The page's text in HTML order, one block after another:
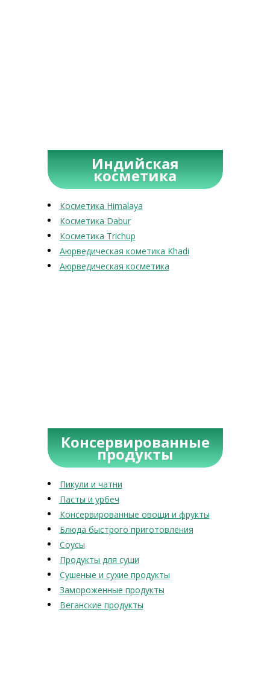
Индийская
косметика
Косметика Himalaya
Косметика Dabur
Косметика Trichup
Аюрведическая кометика Khadi
Аюрведическая косметика
Консервированные
продукты
Пикули и чатни
Пасты и урбеч
Консервированные овощи и фрукты
Блюда быстрого приготовления
Соусы
Продукты для суши
Сушеные и сухие продукты
Замороженные продукты
Веганские продукты